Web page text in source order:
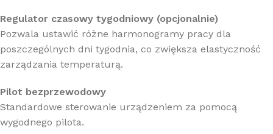
Regulator czasowy tygodniowy (opcjonalnie)
Pozwala ustawić różne harmonogramy pracy dla
poszczególnych dni tygodnia, co zwiększa elastyczność
zarządzania temperaturą.
Pilot bezprzewodowy
Standardowe sterowanie urządzeniem za pomocą
wygodnego pilota.